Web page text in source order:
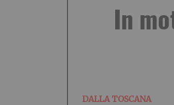
In
DALLA TOSCANA